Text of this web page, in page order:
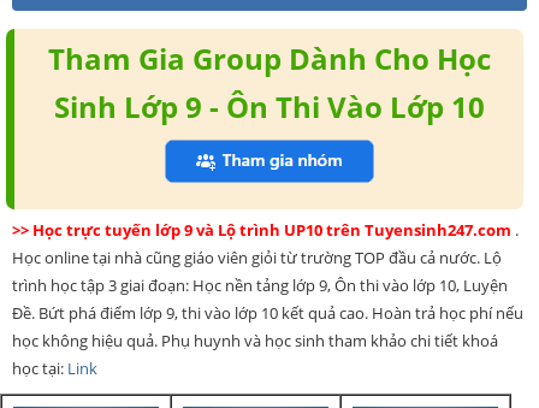
Tham Gia Group Dành Cho Học
Sinh Lớp 9 - Ôn Thi Vào Lớp 10
>> Học trực tuyến lớp 9 và Lộ trình UP10 trên Tuyensinh247.com .
Học online tại nhà cũng giáo viên giỏi từ trường TOP đầu cả nước. Lộ
trình học tập 3 giai đoạn: Học nền tảng lớp 9, Ôn thi vào lớp 10, Luyện
Đề. Bứt phá điểm lớp 9, thi vào lớp 10 kết quả cao. Hoàn trả học phí nếu
học không hiệu quả. Phụ huynh và học sinh tham khảo chi tiết khoá
học tại: Link